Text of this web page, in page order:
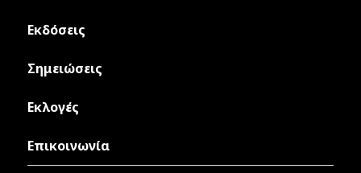
Εκδόσεις
Σημειώσεις
Εκλογές
Επικοινωνία